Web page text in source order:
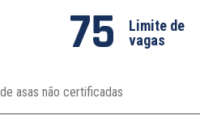
75
Limite de
vagas
asas não certificadas